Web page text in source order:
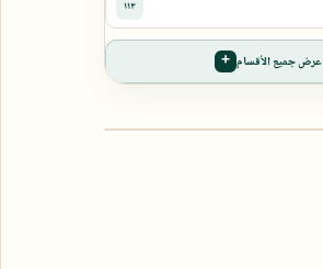
عرض جميع الأقسام